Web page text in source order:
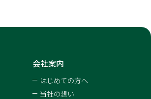
会社案内
はじめての方へ
当社の想い